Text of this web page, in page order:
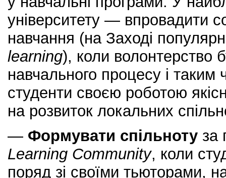
університету — впровадити
навчання (на Заході
learning), коли волонтерство
навчального процесу і таким
студенти своєю роботою
на розвиток локальних
— Формувати спільноту за
Learning Community, коли
поряд зі своїми тьюторами,